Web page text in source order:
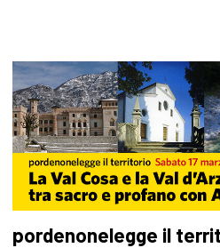
pordenonelegge il